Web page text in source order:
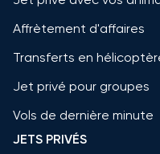
Affrètement d'affaires
Transferts en
Jet privé pour groupes
Vols de dernière minute
JETS PRIVÉS